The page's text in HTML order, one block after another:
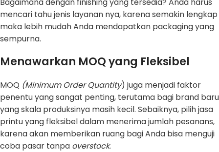
mencari tahu jenis layanan nya, karena semakin lengkap
maka lebih mudah Anda mendapatkan packaging yang
sempurna.
Menawarkan MOQ yang Fleksibel
MOQ (Minimum Order Quantity) juga menjadi faktor
penentu yang sangat penting, terutama bagi brand baru
yang skala produksinya masih kecil. Sebaiknya, pilih jasa
printu yang fleksibel dalam menerima jumlah pesanans,
karena akan memberikan ruang bagi Anda bisa menguji
coba pasar tanpa overstock.